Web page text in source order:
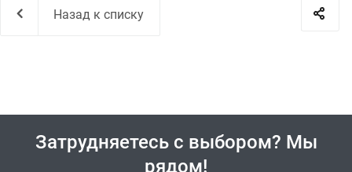
Назад к списку
Затрудняетесь с выбором? Мы
рядом!